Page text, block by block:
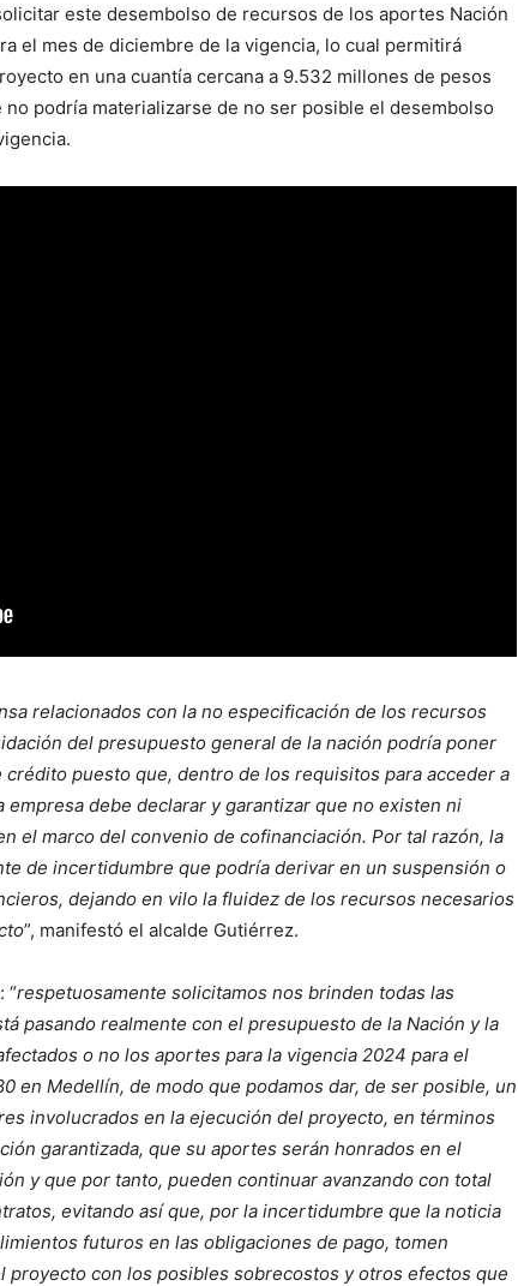
este desembolso de recursos de los aportes Nación
el mes de diciembre de la vigencia, lo cual permitirá
en una cuantía cercana a 9.532 millones de pesos
podría materializarse de no ser posible el desembolso
relacionados con la no especificación de los recursos
del presupuesto general de la nación podría poner
puesto que, dentro de los requisitos para acceder a
debe declarar y garantizar que no existen ni
el marco del convenio de cofinanciación. Por tal razón, la
de incertidumbre que podría derivar en un suspensión o
dejando en vilo la fluidez de los recursos necesarios
”, manifestó el alcalde Gutiérrez.
“respetuosamente solicitamos nos brinden todas las
pasando realmente con el presupuesto de la Nación y la
o no los aportes para la vigencia 2024 para el
en Medellín, de modo que podamos dar, de ser posible, un
involucrados en la ejecución del proyecto, en términos
garantizada, que su aportes serán honrados en el
y que por tanto, pueden continuar avanzando con total
evitando así que, por la incertidumbre que la noticia
futuros en las obligaciones de pago, tomen
proyecto con los posibles sobrecostos y otros efectos que